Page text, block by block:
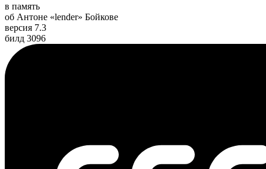
в память
об Антоне «lender» Бойкове
версия 7.3
билд 3096